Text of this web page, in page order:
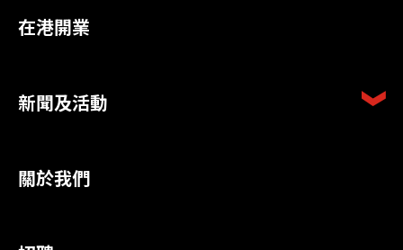
在港開業
新聞及活動
關於我們